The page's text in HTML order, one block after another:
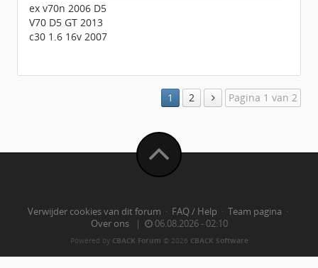
ex v70n 2006 D5
V70 D5 GT 2013
c30 1.6 16v 2007
1 2 Pagina 1 van 2
Verwijder cookies van dit forum · FAQ / Help · Team pagina ·
Over ons| 06.08.2026 - 02:10
Powered by CBACK Forum © 2026 CBACK Software